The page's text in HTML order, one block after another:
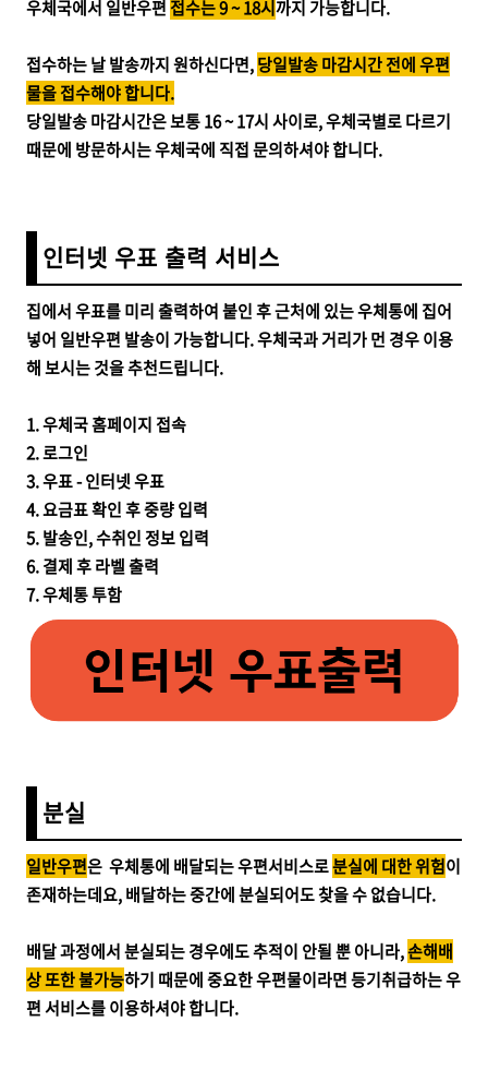
우체국에서 일반우편 접수는 9 ~ 18시까지 가능합니다.
접수하는 날 발송까지 원하신다면,당일발송 마감시간 전에 우편
물을 접수해야 합니다.
당일발송 마감시간은 보통 16 ~ 17시 사이로, 우체국별로 다르기
때문에 방문하시는 우체국에 직접 문의하셔야 합니다.
인터넷 우표 출력 서비스
집에서 우표를 미리 출력하여 붙인 후 근처에 있는 우체통에 집어
넣어 일반우편 발송이 가능합니다. 우체국과 거리가 먼 경우 이용
해 보시는 것을 추천드립니다.
1. 우체국 홈페이지 접속
2. 로그인
3. 우표 - 인터넷 우표
4. 요금표 확인 후 중량 입력
5. 발송인, 수취인 정보 입력
6. 결제 후 라벨 출력
7. 우체통 투함
분실
일반우편은 우체통에 배달되는 우편서비스로분실에 대한 위험이
존재하는데요, 배달하는 중간에 분실되어도 찾을 수 없습니다.
배달 과정에서 분실되는 경우에도 추적이 안될 뿐 아니라,손해배
상 또한 불가능하기 때문에 중요한 우편물이라면 등기취급하는 우
편 서비스를 이용하셔야 합니다.